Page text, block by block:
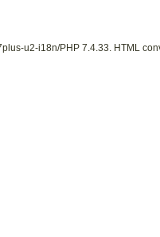
u2-i18n/PHP 7.4.33. HTML